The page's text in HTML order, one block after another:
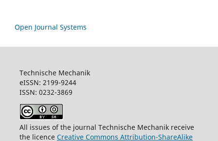
Open Journal Systems
Technische Mechanik
eISSN: 2199-9244
ISSN: 0232-3869
All issues of the journal Technische Mechanik receive
the licence Creative Commons Attribution-ShareAlike